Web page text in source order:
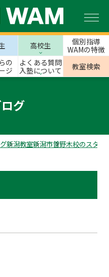
高校生
個別指導
WAMの特徴
の
ジ
よくある質問
入塾について
教室検索
グ
新潟教室新潟市曽野木校のスタッ